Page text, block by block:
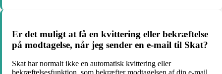
Er det muligt at få en kvittering eller bekræftelse
på modtagelse, når jeg sender en e-mail til Skat?
Skat har normalt ikke en automatisk kvittering eller